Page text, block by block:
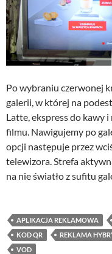
Po wybraniu czerwonej
galerii, w której na
Latte, ekspress do kawy
filmu. Nawigujemy po
opcji następuje przez
telewizora. Strefa
na nie światło z sufitu
APLIKACJA REKLAMOWA
KOD QR
REKLAMA
VOD